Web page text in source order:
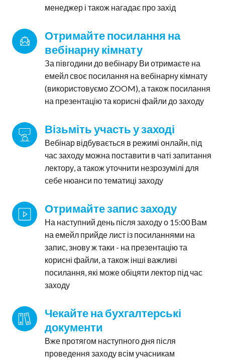
менеджер і також нагадає про захід
Отримайте посилання на
вебінарну кімнату
За півгодини до вебінару Ви отримаєте на
емейл своє посилання на вебінарну кімнату
(використовуємо ZOOM), а також посилання
на презентацію та корисні файли до заходу
Візьміть участь у заході
Вебінар відбувається в режимі онлайн, під
час заходу можна поставити в чаті запитання
лектору, а також уточнити незрозумілі для
себе нюанси по тематиці заходу
Отримайте запис заходу
На наступний день після заходу о 15:00 Вам
на емейл прийде лист із посиланнями на
запис, знову ж таки - на презентацію та
корисні файли, а також інші важливі
посилання, які може обіцяти лектор під час
заходу
Чекайте на бухгалтерські
документи
Вже протягом наступного дня після
проведення заходу всім учасникам